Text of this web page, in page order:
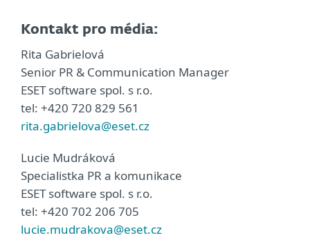
Kontakt pro média:
Rita Gabrielová
Senior PR & Communication Manager
ESET software spol. s r.o.
tel: +420 720 829 561
rita.gabrielova@eset.cz
Lucie Mudráková
Specialistka PR a komunikace
ESET software spol. s r.o.
tel: +420 702 206 705
lucie.mudrakova@eset.cz